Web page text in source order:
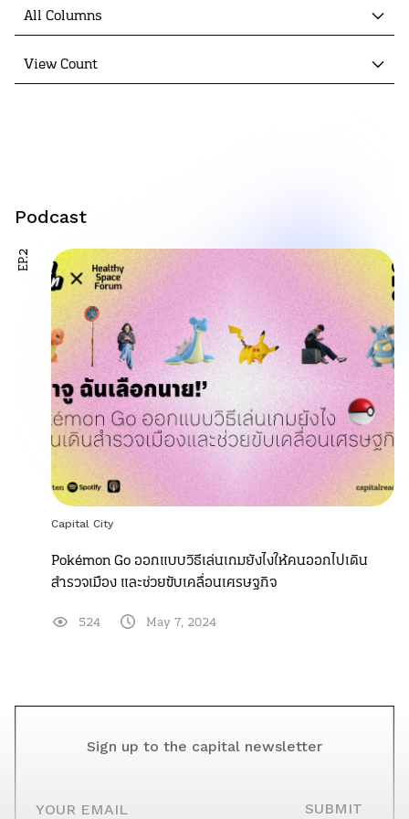
All Columns
View Count
Podcast
Capital City
Pokémon Go ออกแบบวิธีเล่นเกมยังไงให้คนออกไปเดิน
สำรวจเมือง และช่วยขับเคลื่อนเศรษฐกิจ
EP.2
524 May 7, 2024
Sign up to the capital newsletter
SUBMIT